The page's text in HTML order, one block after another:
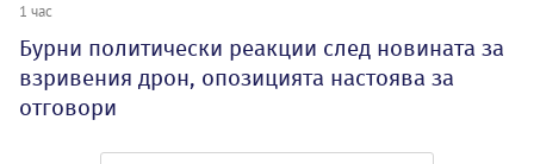
1 час
Бурни политически реакции след новината за
взривения дрон, опозицията настоява за
отговори